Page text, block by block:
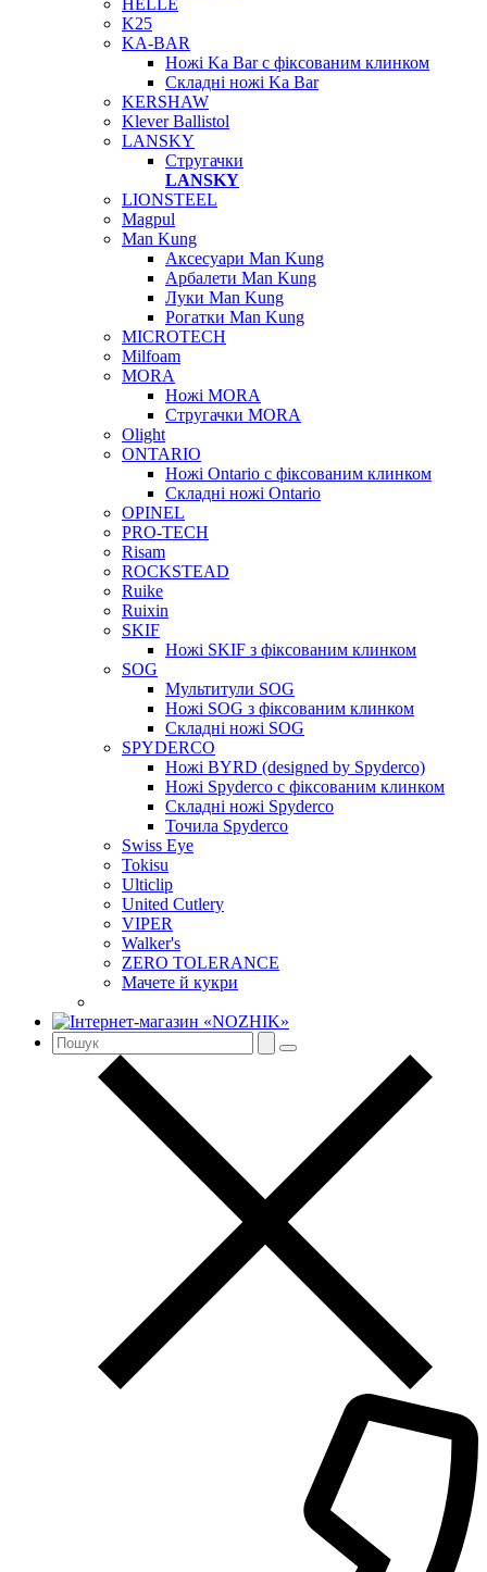
K25
KA-BAR
Ножі Ka Bar c фіксованим клинком
Складні ножі Ka Bar
KERSHAW
Klever Ballistol
LANSKY
Стругачки
LANSKY
LIONSTEEL
Magpul
Man Kung
Аксесуари Man Kung
Арбалети Man Kung
Луки Man Kung
Рогатки Man Kung
MICROTECH
Milfoam
MORA
Ножі MORA
Стругачки MORA
Olight
ONTARIO
Ножі Ontario c фіксованим клинком
Складні ножі Ontario
OPINEL
PRO-TECH
Risam
ROCKSTEAD
Ruike
Ruixin
SKIF
Ножі SKIF з фіксованим клинком
SOG
Мультитули SOG
Ножі SOG з фіксованим клинком
Складні ножі SOG
SPYDERCO
Ножі BYRD (designed by Spyderco)
Ножі Spyderco c фіксованим клинком
Складні ножі Spyderco
Точила Spyderco
Swiss Eye
Tokisu
Ulticlip
United Cutlery
VIPER
Walker's
ZERO TOLERANCE
Мачете й кукри